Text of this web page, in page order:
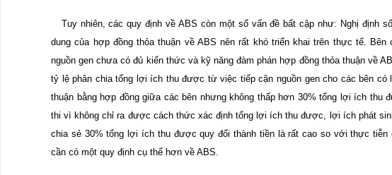
Tuy nhiên, các quy định về ABS còn một số vấn đề bất cập như: Nghị định
dung của hợp đồng thỏa thuận về ABS nên rất khó triển khai trên thực tế.
nguồn gen chưa có đủ kiến thức và kỹ năng đàm phán hợp đồng thỏa thuận về
tỷ lệ phân chia tổng lợi ích thu được từ việc tiếp cận nguồn gen cho các bên có
thuận bằng hợp đồng giữa các bên nhưng không thấp hơn 30% tổng lợi ích thu
thi vì không chỉ ra được cách thức xác định tổng lợi ích thu được, lợi ích phát
chia sẻ 30% tổng lợi ích thu được quy đổi thành tiền là rất cao so với thực tiễn
cần có một quy định cụ thể hơn về ABS.